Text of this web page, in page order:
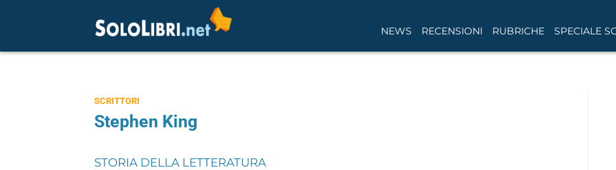
NEWS RECENSIONI RUBRICHE SPECIALE
SCRITTORI
Stephen King
STORIA DELLA LETTERATURA